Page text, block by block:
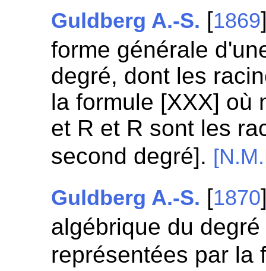
Guldberg A.-S. [1869
forme générale
degré, dont les
la formule [XXX] où
et R et R sont les
second degré].
Guldberg A.-S. [1870
algébrique du
représentées par la